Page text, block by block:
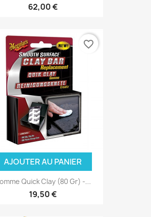
62,00 €
AJOUTER AU PANIER
Quick Clay (80 Gr) -...
19,50 €
favorite_border